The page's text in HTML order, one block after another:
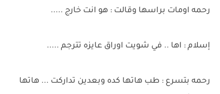
رحمه اومات براسها وقالت : هو انت خارج .....
إسلام : اها .. في شويت اوراق عايزه تترجم .....
رحمه بتسرع : طب هاتها كده وبعدين تداركت ... هاتها